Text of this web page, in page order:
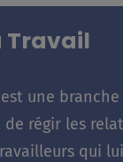
Travail
une
régir les
qui